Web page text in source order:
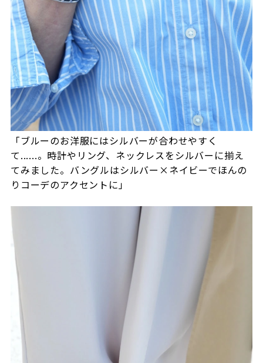
「ブルーのお洋服にはシルバーが合わせやすく
て......。時計やリング、ネックレスをシルバーに揃え
てみました。バングルはシルバー×ネイビーでほんの
りコーデのアクセントに」